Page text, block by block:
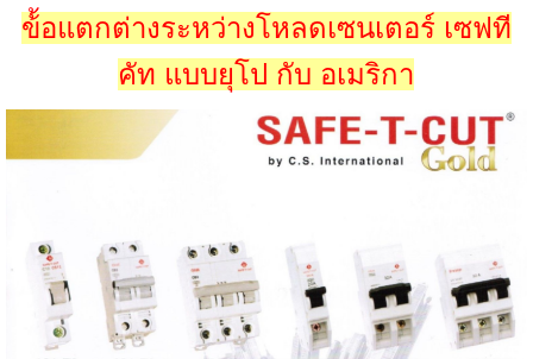
ข้้อแตกต่างระหว่างโหลดเซนเตอร์ เซฟที
คัท แบบยุโป กับ อเมริกา